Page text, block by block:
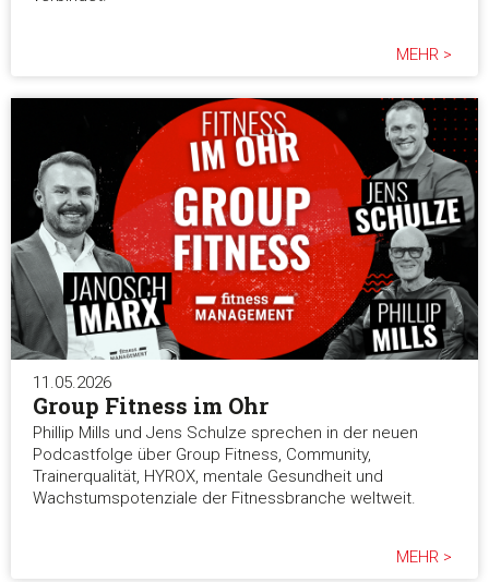
Marketing
Alle akzeptieren
Auswahl erlauben
Alle ablehnen
MEHR >
11.05.2026
Group Fitness im Ohr
Phillip Mills und Jens Schulze sprechen in der neuen
Podcastfolge über Group Fitness, Community,
Trainerqualität, HYROX, mentale Gesundheit und
Wachstumspotenziale der Fitnessbranche weltweit.
MEHR >